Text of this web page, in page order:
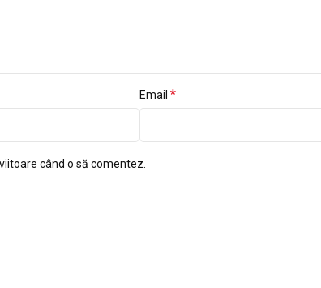
Email *
când o să comentez.